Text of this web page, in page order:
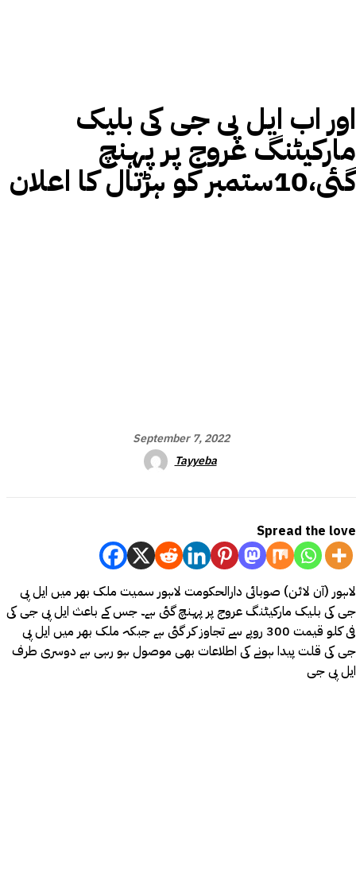
اور اب ایل پی جی کی بلیک
مارکیٹنگ عروج پر پہنچ
گئی،10ستمبر کو ہڑتال کا اعلان
September 7, 2022
Tayyeba
Spread the love
لاہور (آن لائن) صوبائی دارالحکومت لاہور سمیت ملک بھر میں ایل پی
جی کی بلیک مارکیٹنگ عروج پر پہنچ گئی ہے۔ جس کے باعث ایل پی جی کی
فی کلو قیمت 300 روپے سے تجاوز کر گئی ہے جبکہ ملک بھر میں ایل پی
جی کی قلت پیدا ہونے کی اطلاعات بھی موصول ہو رہی ہے دوسری طرف
ایل پی جی